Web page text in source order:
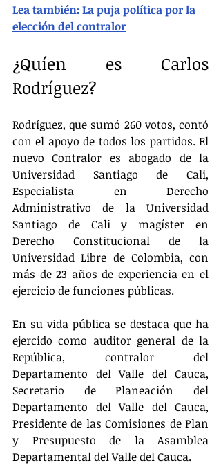
Lea también: La puja política por la
elección del contralor
¿Quíen es Carlos
Rodríguez?
Rodríguez, que sumó 260 votos, contó
con el apoyo de todos los partidos. El
nuevo Contralor es abogado de la
Universidad Santiago de Cali,
Especialista en Derecho
Administrativo de la Universidad
Santiago de Cali y magíster en
Derecho Constitucional de la
Universidad Libre de Colombia, con
más de 23 años de experiencia en el
ejercicio de funciones públicas.
En su vida pública se destaca que ha
ejercido como auditor general de la
República, contralor del
Departamento del Valle del Cauca,
Secretario de Planeación del
Departamento del Valle del Cauca,
Presidente de las Comisiones de Plan
y Presupuesto de la Asamblea
Departamental del Valle del Cauca.